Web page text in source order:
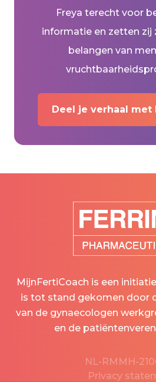
Freya terecht voor
informatie en zetten zij
belangen van
Deel je verhaal
MijnFertiCoach is een
is tot stand gekomen door
van de gynaecologen
en de
NL-RMMH-
Privacy